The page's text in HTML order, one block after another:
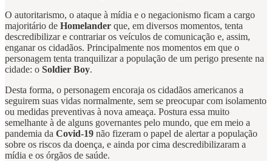
O autoritarismo, o ataque à mídia e o negacionismo ficam a cargo
majoritário de Homelander que, em diversos momentos, tenta
descredibilizar e contrariar os veículos de comunicação e, assim,
enganar os cidadãos. Principalmente nos momentos em que o
personagem tenta tranquilizar a população de um perigo presente na
cidade: o Soldier Boy.
Desta forma, o personagem encoraja os cidadãos americanos a
seguirem suas vidas normalmente, sem se preocupar com isolamento
ou medidas preventivas à nova ameaça. Postura essa muito
semelhante à de alguns governantes pelo mundo, que em meio a
pandemia da Covid-19 não fizeram o papel de alertar a população
sobre os riscos da doença, e ainda por cima descredibilizaram a
mídia e os órgãos de saúde.